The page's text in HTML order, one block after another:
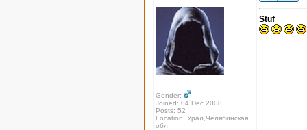
Gender:
Joined: 04 Dec 2008
Posts: 52
Location: Урал,Челябинская
обл.
Stuf